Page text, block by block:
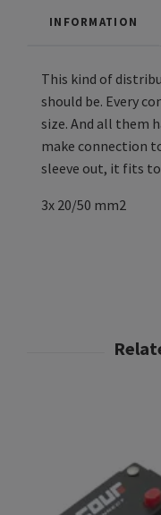
INFORMATION
This kind of
should be. Every
size. And all them
make connection
sleeve out, it fits to
3x 20/50 mm2